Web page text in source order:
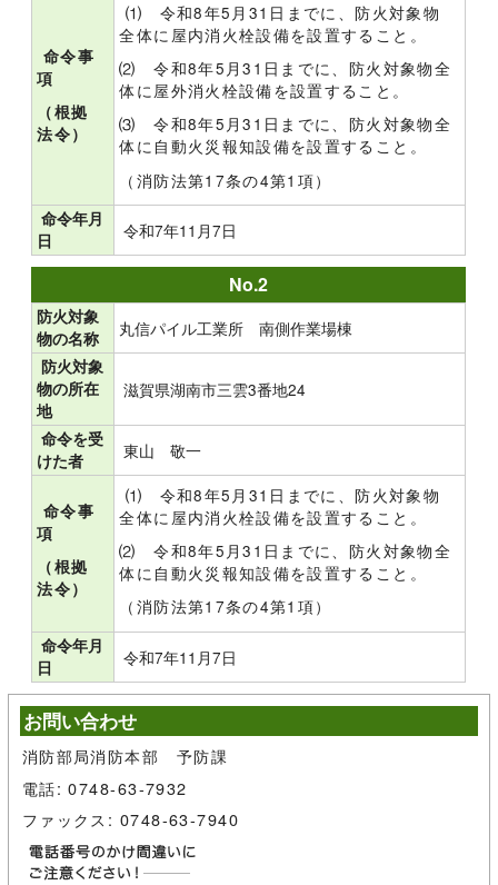
命令事
項
（根拠
法令）
⑴ 令和8年5月31日までに、防火対象物
全体に屋内消火栓設備を設置すること。
⑵ 令和8年5月31日までに、防火対象物全
体に屋外消火栓設備を設置すること。
⑶ 令和8年5月31日までに、防火対象物全
体に自動火災報知設備を設置すること。
（消防法第17条の4第1項）
命令年月
日
令和7年11月7日
No.2
防火対象
物の名称
丸信パイル工業所 南側作業場棟
防火対象
物の所在
地
滋賀県湖南市三雲3番地24
命令を受
けた者
東山 敬一
命令事
項
（根拠
法令）
⑴ 令和8年5月31日までに、防火対象物
全体に屋内消火栓設備を設置すること。
⑵ 令和8年5月31日までに、防火対象物全
体に自動火災報知設備を設置すること。
（消防法第17条の4第1項）
命令年月
日
令和7年11月7日
お問い合わせ
消防部局消防本部 予防課
電話: 0748-63-7932
ファックス: 0748-63-7940